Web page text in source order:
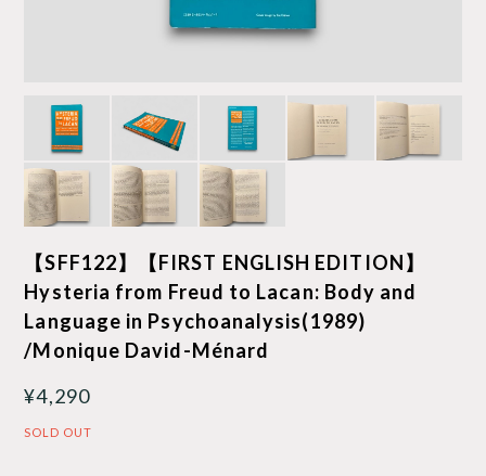
【SFF122】【FIRST ENGLISH EDITION】
Hysteria from Freud to Lacan: Body and
Language in Psychoanalysis(1989)
/Monique David-Ménard
¥4,290
SOLD OUT